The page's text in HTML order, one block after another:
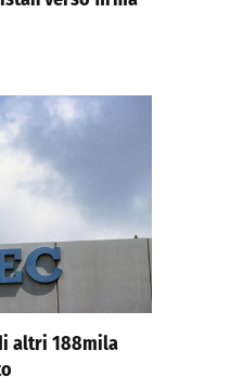
altri 188mila